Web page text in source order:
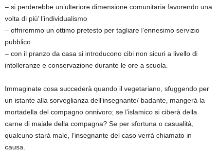
– si perderebbe un’ulteriore dimensione comunitaria favorendo una
volta di più’ l’individualismo
– offriremmo un ottimo pretesto per tagliare l’ennesimo servizio
pubblico
– con il pranzo da casa si introducono cibi non sicuri a livello di
intolleranze e conservazione durante le ore a scuola.
Immaginate cosa succederà quando il vegetariano, sfuggendo per
un istante alla sorveglianza dell’insegnante/ badante, mangerà la
mortadella del compagno onnivoro; se l’islamico si ciberà della
carne di maiale della compagna? Se per sfortuna o casualità,
qualcuno starà male, l’insegnante del caso verrà chiamato in
causa.